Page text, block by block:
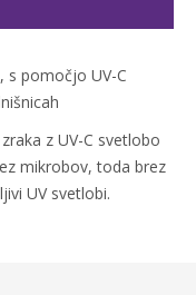
s pomočjo UV-C
z UV-C svetlobo
mikrobov, toda brez
UV svetlobi.